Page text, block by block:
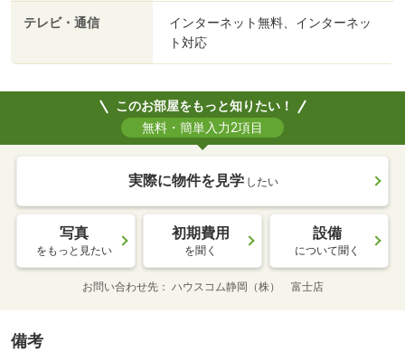
テレビ・通信
インターネット無料、インターネッ
ト対応
このお部屋をもっと知りたい！
無料・簡単入力2項目
実際に物件を見学 したい
写真
をもっと見たい
初期費用
を聞く
設備
について聞く
お問い合わせ先 ハウスコム静岡（株） 富士店
備考